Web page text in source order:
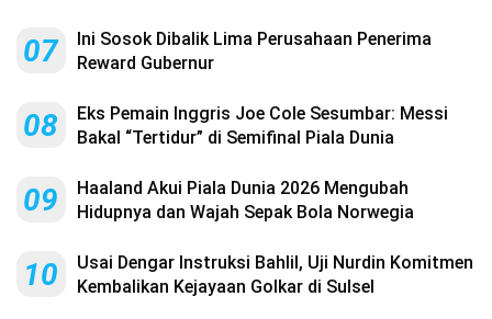
07
Ini Sosok Dibalik Lima Perusahaan Penerima
Reward Gubernur
08
Eks Pemain Inggris Joe Cole Sesumbar: Messi
Bakal “Tertidur” di Semifinal Piala Dunia
09
Haaland Akui Piala Dunia 2026 Mengubah
Hidupnya dan Wajah Sepak Bola Norwegia
10
Usai Dengar Instruksi Bahlil, Uji Nurdin Komitmen
Kembalikan Kejayaan Golkar di Sulsel